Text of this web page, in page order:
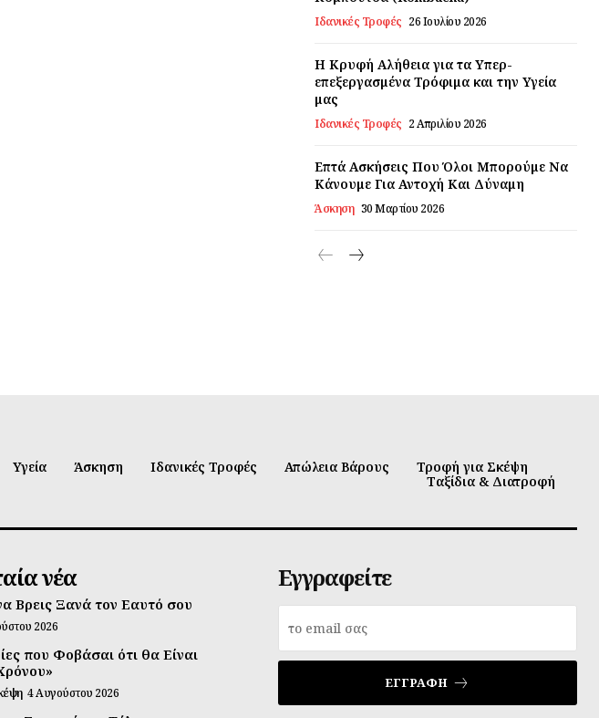
Ιδανικές Τροφές 26 Ιουλίου 2026
Η Κρυφή Αλήθεια για τα Υπερ-
επεξεργασμένα Τρόφιμα και την Υγεία
μας
Ιδανικές Τροφές 2 Απριλίου 2026
Επτά Ασκήσεις Που Όλοι Μπορούμε Να
Κάνουμε Για Αντοχή Και Δύναμη
Άσκηση 30 Μαρτίου 2026
Υγεία Άσκηση Ιδανικές Τροφές Απώλεια Βάρους
Τροφή για Σκέψη
Ταξίδια & Διατροφή
νέα
Βρεις Ξανά τον Εαυτό σου
2026
που Φοβάσαι ότι θα Είναι
4 Αυγούστου 2026
Εγγραφείτε
ΕΓΓΡΑΦΉ